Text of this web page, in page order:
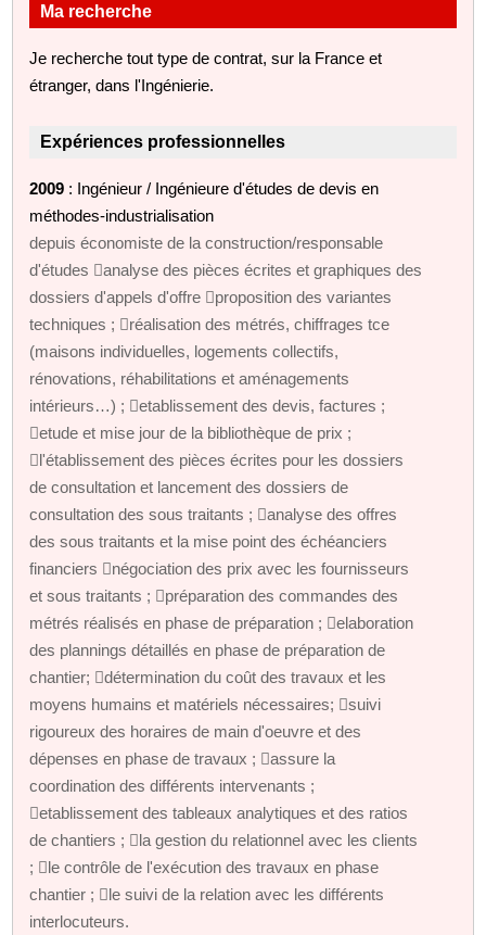
Ma recherche
Je recherche tout type de contrat, sur la France et
étranger, dans l'Ingénierie.
Expériences professionnelles
2009 : Ingénieur / Ingénieure d'études de devis en
méthodes-industrialisation
depuis économiste de la construction/responsable
d'études analyse des pièces écrites et graphiques des
dossiers d'appels d'offre proposition des variantes
techniques ; réalisation des métrés, chiffrages tce
(maisons individuelles, logements collectifs,
rénovations, réhabilitations et aménagements
intérieurs…) ; etablissement des devis, factures ;
etude et mise jour de la bibliothèque de prix ;
l'établissement des pièces écrites pour les dossiers
de consultation et lancement des dossiers de
consultation des sous traitants ; analyse des offres
des sous traitants et la mise point des échéanciers
financiers négociation des prix avec les fournisseurs
et sous traitants ; préparation des commandes des
métrés réalisés en phase de préparation ; elaboration
des plannings détaillés en phase de préparation de
chantier; détermination du coût des travaux et les
moyens humains et matériels nécessaires; suivi
rigoureux des horaires de main d'oeuvre et des
dépenses en phase de travaux ; assure la
coordination des différents intervenants ;
etablissement des tableaux analytiques et des ratios
de chantiers ; la gestion du relationnel avec les clients
; le contrôle de l'exécution des travaux en phase
chantier ; le suivi de la relation avec les différents
interlocuteurs.